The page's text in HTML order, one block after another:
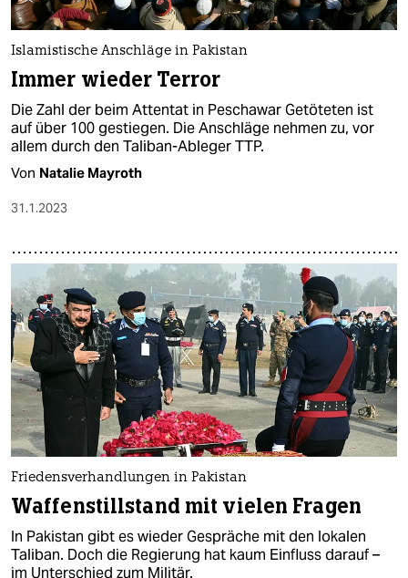
Islamistische Anschläge in Pakistan
Immer wieder Terror
Die Zahl der beim Attentat in Peschawar Getöteten ist
auf über 100 gestiegen. Die Anschläge nehmen zu, vor
allem durch den Taliban-Ableger TTP.
Von Natalie Mayroth
31.1.2023
Friedensverhandlungen in Pakistan
Waffen­stillstand mit vielen Fragen
In Pakistan gibt es wieder Gespräche mit den lokalen
Taliban. Doch die Regierung hat kaum Einfluss darauf –
im Unterschied zum Militär.